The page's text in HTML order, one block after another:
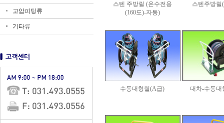
고압피팅류
기타류
스텐 주방릴 (온수전용
(160도)-자동)
스텐주방
수동대형릴(A급) 대차-수동대